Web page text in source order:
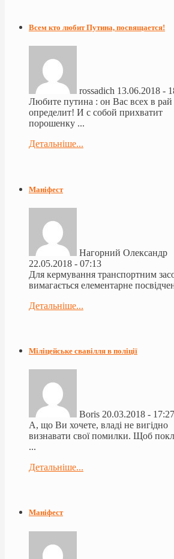
Всем кто любит Путина, посвящается!
rossadich 13.06.2018 -
Любите путина : он Вас всех в рай
определит! И с собой прихватит
порошенку ...
Детальніше...
Маніфест
Нагорний Олександр
22.05.2018 - 07:13
Для кермування транспортним
вимагається елементарне
Детальніше...
Міліцейське свавілля в поліції
Boris 20.03.2018 - 17:27
А, що Ви хочете, владі не вигідно
визнавати свої помилки. Щоб
...
Детальніше...
Маніфест